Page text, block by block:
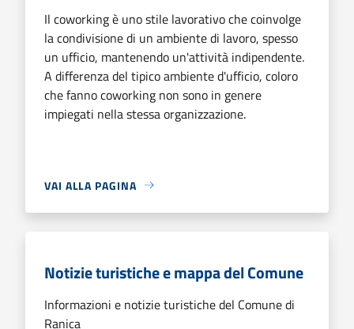
Il coworking è uno stile lavorativo che coinvolge
la condivisione di un ambiente di lavoro, spesso
un ufficio, mantenendo un'attività indipendente.
A differenza del tipico ambiente d'ufficio, coloro
che fanno coworking non sono in genere
impiegati nella stessa organizzazione.
VAI ALLA PAGINA
Notizie turistiche e mappa del Comune
Informazioni e notizie turistiche del Comune di
Ranica